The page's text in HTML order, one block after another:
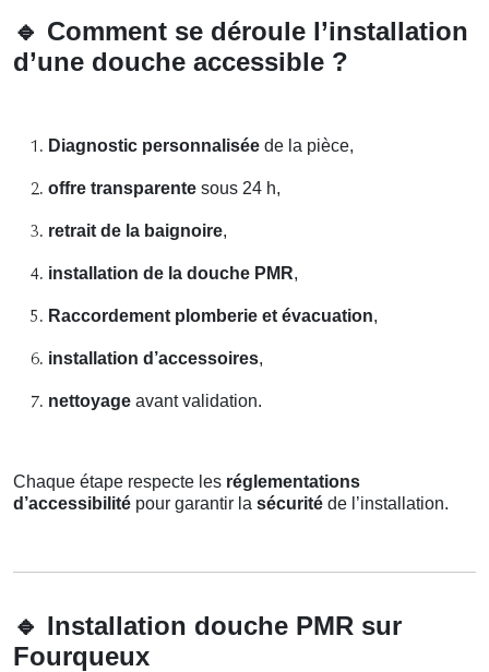
🔹 Comment se déroule l’installation
d’une douche accessible ?
Diagnostic personnalisée de la pièce,
offre transparente sous 24 h,
retrait de la baignoire,
installation de la douche PMR,
Raccordement plomberie et évacuation,
installation d’accessoires,
nettoyage avant validation.
Chaque étape respecte les réglementations
d’accessibilité pour garantir la sécurité de l’installation.
🔹 Installation douche PMR sur
Fourqueux